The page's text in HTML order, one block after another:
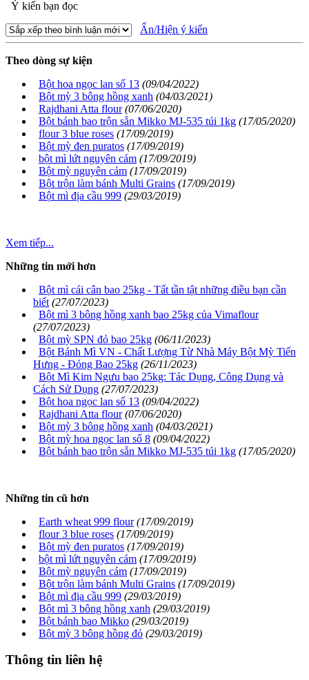
Ý kiến bạn đọc
Ẩn/Hiện ý kiến
Theo dòng sự kiện
Bột hoa ngọc lan số 13 (09/04/2022)
Bột mỳ 3 bông hồng xanh (04/03/2021)
Rajdhani Atta flour (07/06/2020)
Bột bánh bao trộn sẵn Mikko MJ-535 túi 1kg (17/05/2020)
flour 3 blue roses (17/09/2019)
Bột mỳ đen puratos (17/09/2019)
bột mì lứt nguyên cám (17/09/2019)
Bột mỳ nguyên cám (17/09/2019)
Bột trộn làm bánh Multi Grains (17/09/2019)
Bột mì địa cầu 999 (29/03/2019)
Xem tiếp...
Những tin mới hơn
Bột mì cái cân bao 25kg - Tất tần tật những điều bạn cần
biết (27/07/2023)
Bột mì 3 bông hồng xanh bao 25kg của Vimaflour
(27/07/2023)
Bột mỳ SPN đỏ bao 25kg (06/11/2023)
Bột Bánh Mì VN - Chất Lượng Từ Nhà Máy Bột Mỳ Tiến
Hưng - Đóng Bao 25kg (26/11/2023)
Bột Mì Kim Ngưu bao 25kg: Tác Dụng, Công Dụng và
Cách Sử Dụng (27/07/2023)
Bột hoa ngọc lan số 13 (09/04/2022)
Rajdhani Atta flour (07/06/2020)
Bột mỳ 3 bông hồng xanh (04/03/2021)
Bột mỳ hoa ngọc lan số 8 (09/04/2022)
Bột bánh bao trộn sẵn Mikko MJ-535 túi 1kg (17/05/2020)
Những tin cũ hơn
Earth wheat 999 flour (17/09/2019)
flour 3 blue roses (17/09/2019)
Bột mỳ đen puratos (17/09/2019)
bột mì lứt nguyên cám (17/09/2019)
Bột mỳ nguyên cám (17/09/2019)
Bột trộn làm bánh Multi Grains (17/09/2019)
Bột mì địa cầu 999 (29/03/2019)
Bột mì 3 bông hồng xanh (29/03/2019)
Bột bánh bao Mikko (29/03/2019)
Bột mỳ 3 bông hồng đỏ (29/03/2019)
Thông tin liên hệ